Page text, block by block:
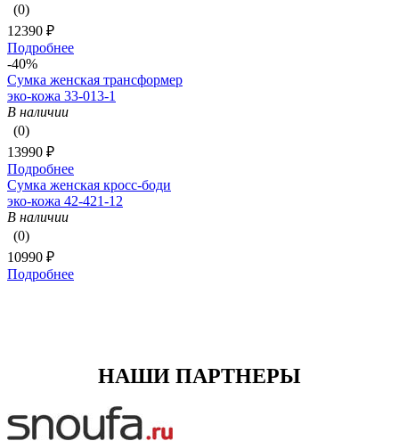
(0)
12390 ₽
Подробнее
-40%
Сумка женская трансформер
эко-кожа 33-013-1
В наличии
(0)
13990 ₽
Подробнее
Сумка женская кросс-боди
эко-кожа 42-421-12
В наличии
(0)
10990 ₽
Подробнее
НАШИ ПАРТНЕРЫ